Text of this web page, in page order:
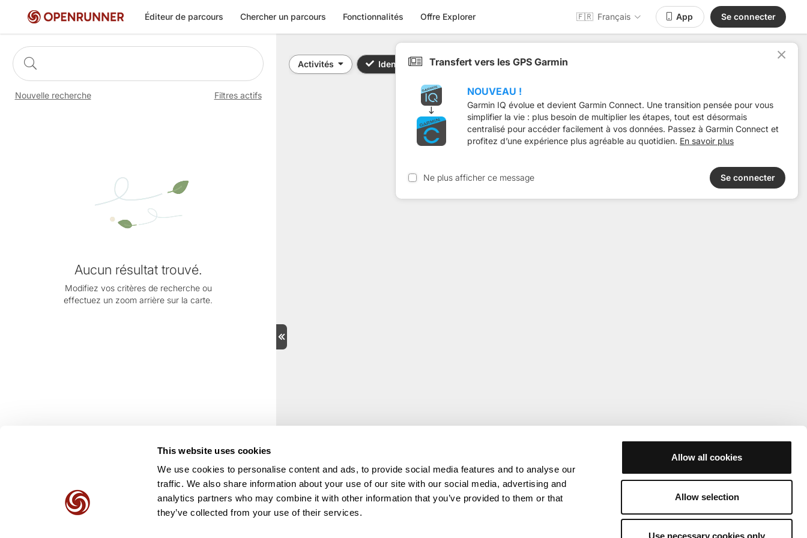
This website uses cookies
We use cookies to personalise content and ads, to provide social media features and to analyse our
traffic. We also share information about your use of our site with our social media, advertising and
analytics partners who may combine it with other information that you’ve provided to them or that
they’ve collected from your use of their services.
Allow all cookies
Allow selection
Use necessary cookies only
Éditeur de parcours Chercher un parcours Fonctionnalités Offre Explorer 🇫🇷 Français App Se connecter
Nouvelle recherche Filtres actifs
Aucun résultat trouvé.
Modifiez vos critères de recherche ou
effectuez un zoom arrière sur la carte.
Activités Identifiant / Mot-clé: 14536849 Distance
Transfert vers les GPS Garmin
NOUVEAU !
Garmin IQ évolue et devient Garmin Connect. Une transition pensée pour vous
simplifier la vie : plus besoin de multiplier les étapes, tout est désormais
centralisé pour accéder facilement à vos données. Passez à Garmin Connect et
profitez d’une expérience plus agréable au quotidien. En savoir plus
Ne plus afficher ce message Se connecter